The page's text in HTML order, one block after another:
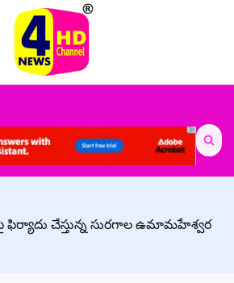
Search
for:
చేస్తున్న సురగాల ఉమామహేశ్వర